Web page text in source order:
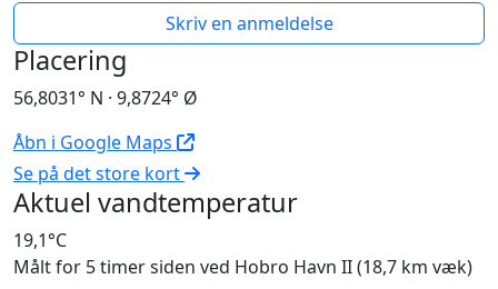
Skriv en anmeldelse
Placering
56,8031° N · 9,8724° Ø
Åbn i Google Maps
Se på det store kort
Aktuel vandtemperatur
19,1°C
Målt for 5 timer siden ved Hobro Havn II (18,7 km væk)